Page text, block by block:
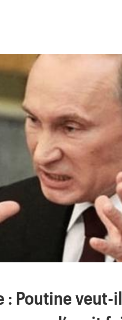
: Poutine veut-